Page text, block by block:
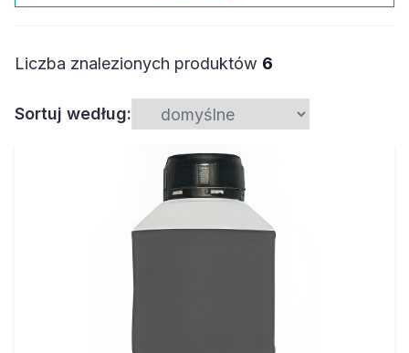
Liczba znalezionych produktów 6
Sortuj według: